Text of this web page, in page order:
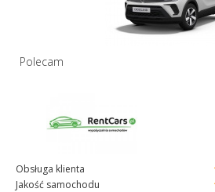
Polecam
Obsługa klienta
Jakość samochodu